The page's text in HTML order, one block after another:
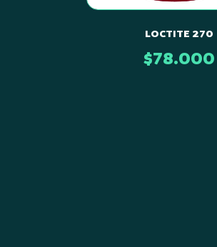
LOCTITE 270
$78.000